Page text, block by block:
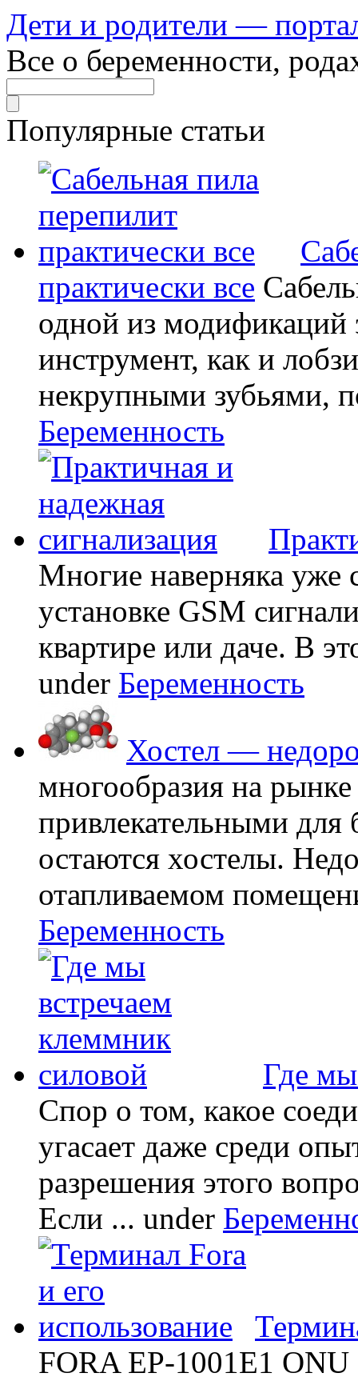
Дети и родители —
Все о беременности,
Популярные статьи
практически все
одной из модификаций
инструмент, как и
некрупными зубьями,
Беременность
Многие наверняка уже
установке GSM
квартире или даче. В
under Беременность
Хостел —
многообразия на
привлекательными
остаются хостелы.
отапливаемом
Беременность
Где
Спор о том, какое
угасает даже среди
разрешения этого
Если ... under
FORA EP-1001E1 ONU